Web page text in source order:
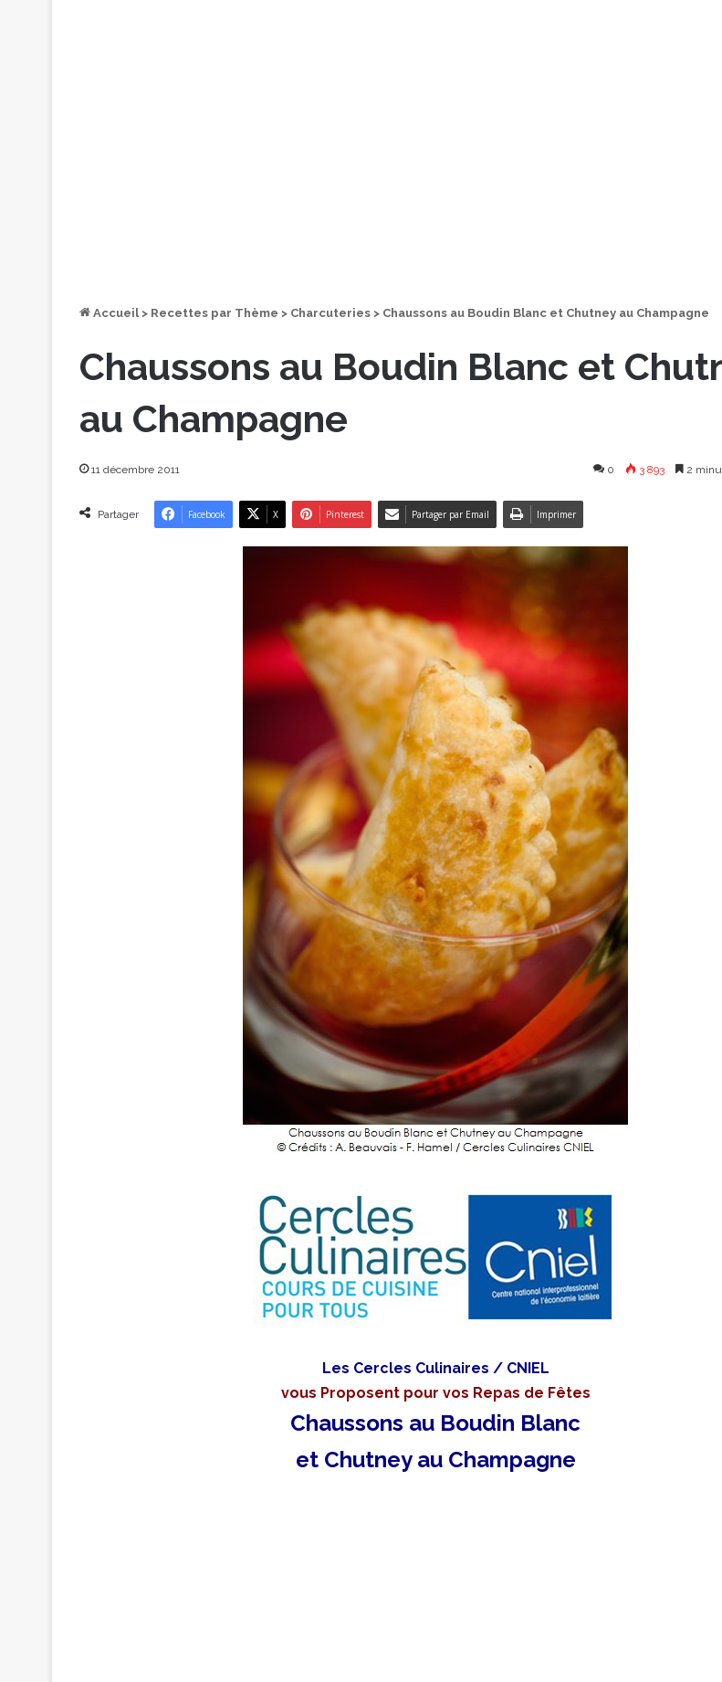
Accueil > Recettes par Thème > Charcuteries > Chaussons au Boudin Blanc et Chutney au Champagne
Chaussons au Boudin Blanc et
au Champagne
11 décembre 2011 0 3 893 2
Partager Facebook X Pinterest Partager par Email Imprimer
Les Cercles Culinaires / CNIEL
vous Proposent pour vos Repas de Fêtes
Chaussons au Boudin Blanc
et Chutney au Champagne